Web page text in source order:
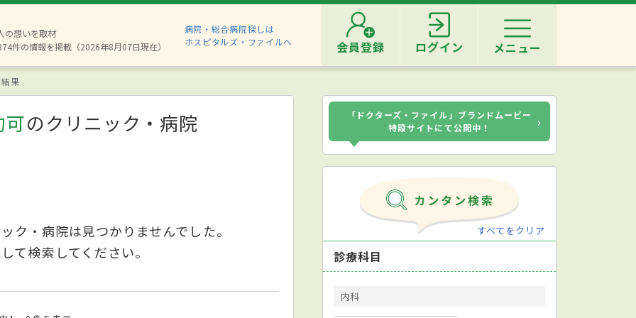
の想いを取材
件の情報を掲載（2026年8月07日現在）
病院・総合病院探しは
ホスピタルズ・ファイルへ
会員登録 ログイン メニュー
果
可のクリニック・病院
ク・病院は見つかりませんでした。
て検索してください。
「ドクターズ・ファイル」ブランドムービー
特設サイトにて公開中！
›
すべてをクリア
診療科目
内科